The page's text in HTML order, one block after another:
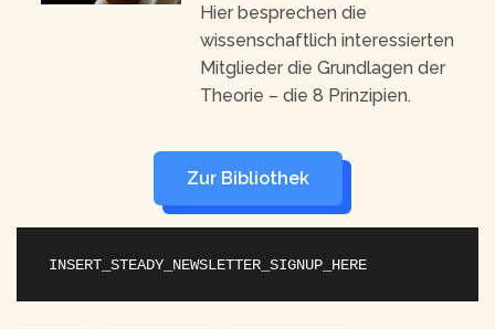
Hier besprechen die
wissenschaftlich interessierten
Mitglieder die Grundlagen der
Theorie – die 8 Prinzipien.
Zur Bibliothek
INSERT_STEADY_NEWSLETTER_SIGNUP_HERE